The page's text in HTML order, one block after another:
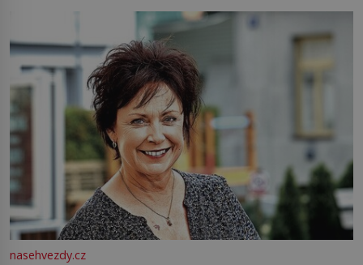
Jsme spolu moc rádi Tehdy byla jiná doba, když
nasehvezdy.cz